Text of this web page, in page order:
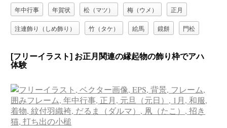
年中行事 年賀状 松（マツ） 梅（ウメ） 正月
注連飾り（しめ飾り） 竹（タケ） 絵馬 鏡餅 門松
[フリーイラスト] お正月関連の縁起物の飾り枠でアハ
体験